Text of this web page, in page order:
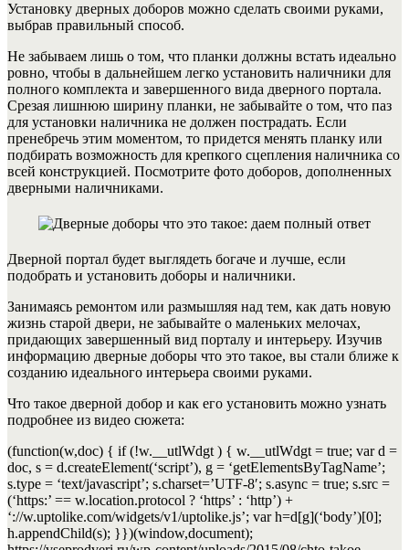
Установку дверных доборов можно сделать своими руками,
выбрав правильный способ.
Не забываем лишь о том, что планки должны встать идеально
ровно, чтобы в дальнейшем легко установить наличники для
полного комплекта и завершенного вида дверного портала.
Срезая лишнюю ширину планки, не забывайте о том, что паз
для установки наличника не должен пострадать. Если
пренебречь этим моментом, то придется менять планку или
подбирать возможность для крепкого сцепления наличника со
всей конструкцией. Посмотрите фото доборов, дополненных
дверными наличниками.
Дверной портал будет выглядеть богаче и лучше, если
подобрать и установить доборы и наличники.
Занимаясь ремонтом или размышляя над тем, как дать новую
жизнь старой двери, не забывайте о маленьких мелочах,
придающих завершенный вид порталу и интерьеру. Изучив
информацию дверные доборы что это такое, вы стали ближе к
созданию идеального интерьера своими руками.
Что такое дверной добор и как его установить можно узнать
подробнее из видео сюжета:
(function(w,doc) { if (!w.__utlWdgt ) { w.__utlWdgt = true; var d =
doc, s = d.createElement(‘script’), g = ‘getElementsByTagName’;
s.type = ‘text/javascript’; s.charset=’UTF-8′; s.async = true; s.src =
(‘https:’ == w.location.protocol ? ‘https’ : ‘http’) +
‘://w.uptolike.com/widgets/v1/uptolike.js’; var h=d[g](‘body’)[0];
h.appendChild(s); }})(window,document);